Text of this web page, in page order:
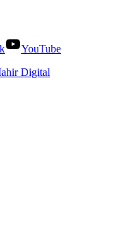
YouTube
Digital